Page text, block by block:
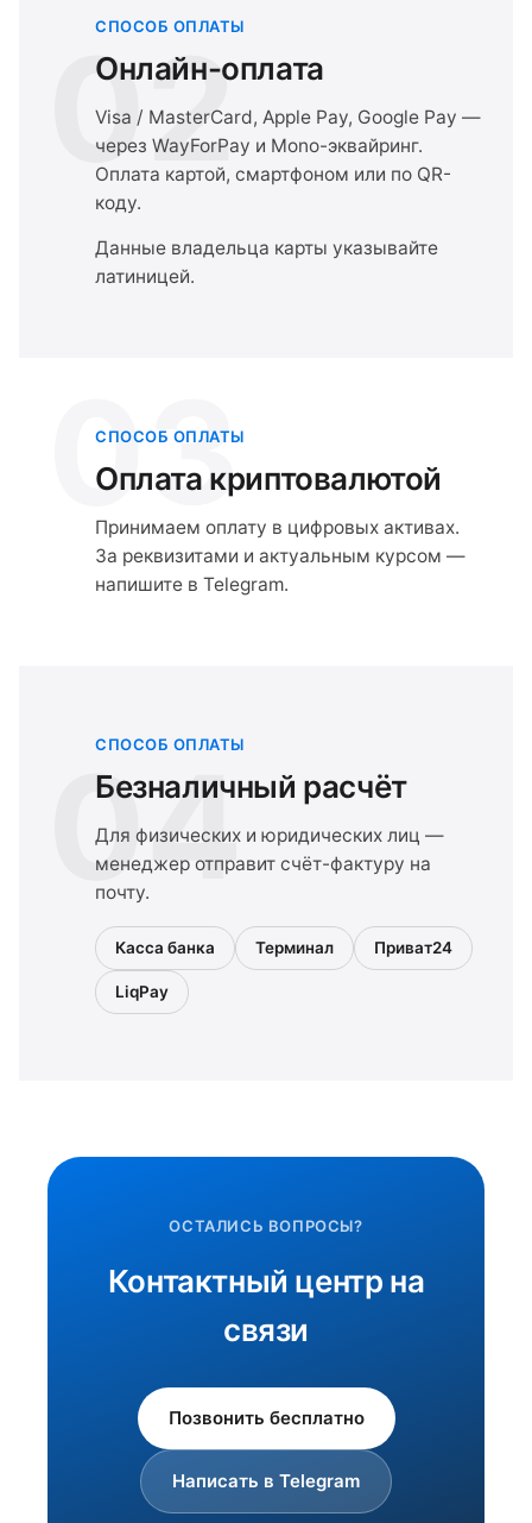
02
СПОСОБ ОПЛАТЫ
Онлайн-оплата
Visa / MasterCard, Apple Pay, Google Pay —
через WayForPay и Mono-эквайринг.
Оплата картой, смартфоном или по QR-
коду.
Данные владельца карты указывайте
латиницей.
03
СПОСОБ ОПЛАТЫ
Оплата криптовалютой
Принимаем оплату в цифровых активах.
За реквизитами и актуальным курсом —
напишите в Telegram.
04
СПОСОБ ОПЛАТЫ
Безналичный расчёт
Для физических и юридических лиц —
менеджер отправит счёт-фактуру на
почту.
Касса банка Терминал Приват24
LiqPay
ОСТАЛИСЬ ВОПРОСЫ?
Контактный центр на
связи
Позвонить бесплатно
Написать в Telegram